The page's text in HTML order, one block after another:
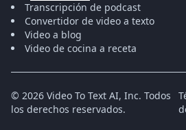
Transcripción de podcast
Convertidor de video a texto
Video a blog
Video de cocina a receta
© 2026 Video To Text AI, Inc. Todos
los derechos reservados.